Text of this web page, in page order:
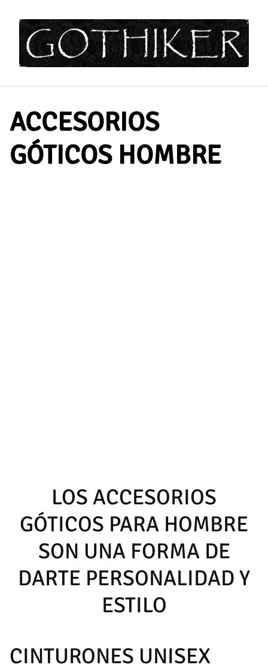
contenido
ACCESORIOS
GÓTICOS HOMBRE
LOS ACCESORIOS
GÓTICOS PARA HOMBRE
SON UNA FORMA DE
DARTE PERSONALIDAD Y
ESTILO
CINTURONES UNISEX